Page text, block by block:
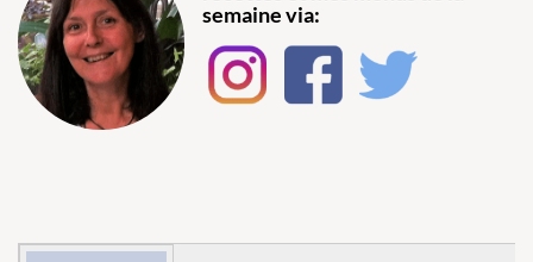
semaine via: